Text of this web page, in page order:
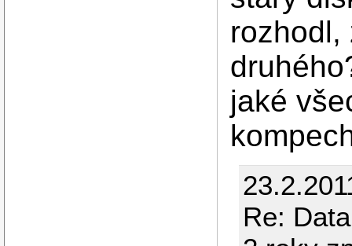
rozhodl,
jaké
Re: